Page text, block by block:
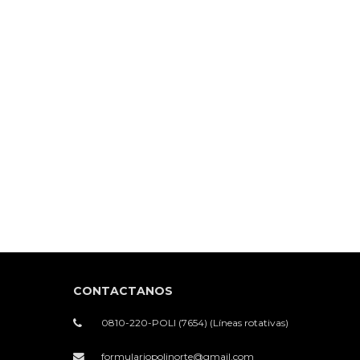
CONTACTANOS
0810-220-POLI (7654) (Líneas rotativas)
formulariopolinorte@gmail.com